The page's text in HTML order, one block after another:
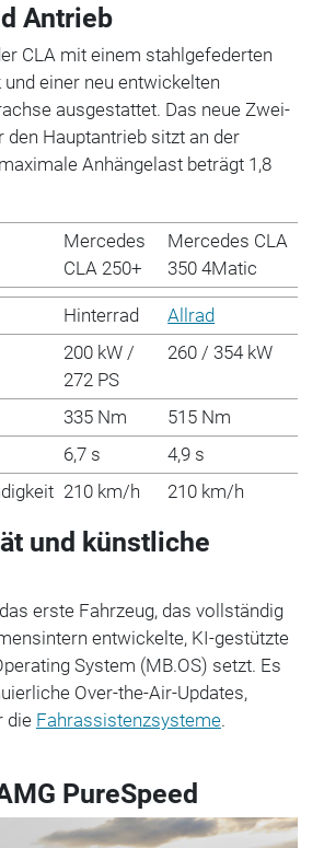
Antrieb
CLA mit einem stahlgefederten
einer neu entwickelten
ausgestattet. Das neue Zwei-
Hauptantrieb sitzt an der
Anhängelast beträgt 1,8
Mercedes
CLA 250+
Mercedes CLA
350 4Matic
Hinterrad
Allrad
200 kW /
272 PS
260 / 354 kW
335 Nm
515 Nm
6,7 s
4,9 s
210 km/h 210 km/h
und künstliche
erste Fahrzeug, das vollständig
entwickelte, KI-gestützte
System (MB.OS) setzt. Es
Over-the-Air-Updates,
die Fahrassistenzsysteme.
PureSpeed